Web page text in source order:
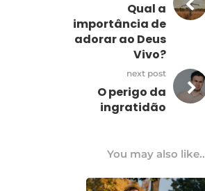
Qual a
importância de
adorar ao Deus
Vivo?
next post
O perigo da
ingratidão
You may also like..